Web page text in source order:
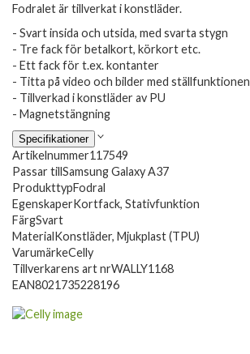
Fodralet är tillverkat i konstläder.
- Svart insida och utsida, med svarta stygn
- Tre fack för betalkort, körkort etc.
- Ett fack för t.ex. kontanter
- Titta på video och bilder med ställfunktionen
- Tillverkad i konstläder av PU
- Magnetstängning
Specifikationer
Artikelnummer117549
Passar tillSamsung Galaxy A37
ProdukttypFodral
EgenskaperKortfack, Stativfunktion
FärgSvart
MaterialKonstläder, Mjukplast (TPU)
VarumärkeCelly
Tillverkarens art nrWALLY1168
EAN8021735228196